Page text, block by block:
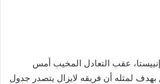
عقب التعادل المخيب أمس
لمثله أن فريقه لايزال يتصدر جدول